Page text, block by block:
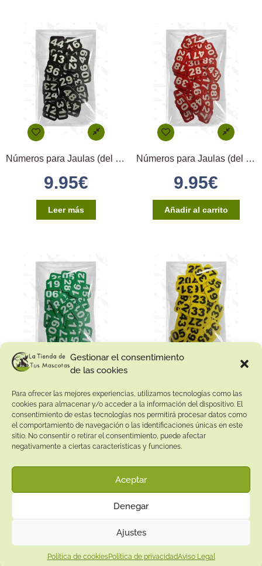
Gestionar el consentimiento
de las cookies
Para ofrecer las mejores experiencias, utilizamos tecnologías como las
cookies para almacenar y/o acceder a la información del dispositivo. El
consentimiento de estas tecnologías nos permitirá procesar datos como
el comportamiento de navegación o las identificaciones únicas en este
sitio. No consentir o retirar el consentimiento, puede afectar
negativamente a ciertas características y funciones.
Aceptar
Denegar
Ajustes
Política de cookiesPolítica de privacidadAviso Legal
Números para Jaulas (del 1 al 20) – Negro
9.95€
Leer más
Números para Jaulas (del 1 al 20) – Rojo
9.95€
Añadir al carrito
Números para Jaulas (del 1 al 20) – Verde
9.95€
Añadir al carrito
14.94€
Añadir al carrito